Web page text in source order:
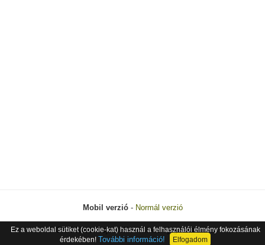
Mobil verzió- Normál verzió
© 2026 Next Project Kft. - Minden jog fenntartva.
Ez a weboldal sütiket (cookie-kat) használ a felhasználói élmény fokozásának
érdekében! További információ! Elfogadom